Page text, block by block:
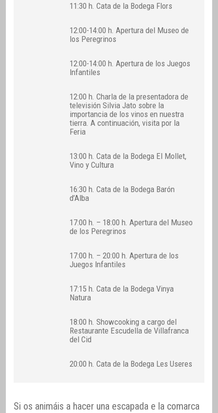
11:30 h. Cata de la Bodega Flors
12:00-14:00 h. Apertura del Museo de
los Peregrinos
12:00-14:00 h. Apertura de los Juegos
Infantiles
12:00 h. Charla de la presentadora de
televisión Silvia Jato sobre la
importancia de los vinos en nuestra
tierra. A continuación, visita por la
Feria
13:00 h. Cata de la Bodega El Mollet,
Vino y Cultura
16:30 h. Cata de la Bodega Barón
d’Alba
17:00 h. – 18:00 h. Apertura del Museo
de los Peregrinos
17:00 h. – 20:00 h. Apertura de los
Juegos Infantiles
17:15 h. Cata de la Bodega Vinya
Natura
18:00 h. Showcooking a cargo del
Restaurante Escudella de Villafranca
del Cid
20:00 h. Cata de la Bodega Les Useres
Si os animáis a hacer una escapada e la comarca